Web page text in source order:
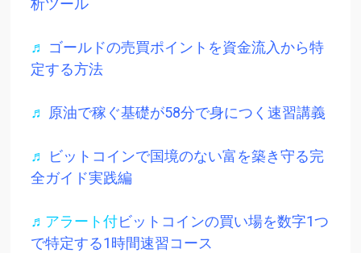
析ツール
♬ ゴールドの売買ポイントを資金流入から特
定する方法
♬ 原油で稼ぐ基礎が58分で身につく速習講義
♬
ビットコインで国境のない富を築き守る完
全ガイド実践編
♬アラート付ビットコインの買い場を数字1つ
で特定する1時間速習コース